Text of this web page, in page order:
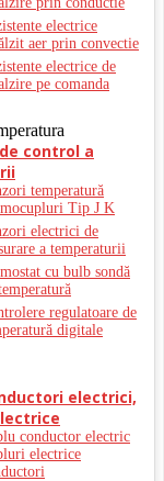
electrice
aer prin convectie
electrice de
pe comanda
control a
temperatură
Tip J K
electrici de
a temperaturii
cu bulb sondă
regulatoare de
digitale
electrici,
conductor electric
electrice